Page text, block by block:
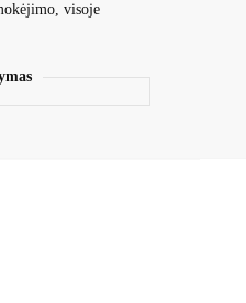
visoje